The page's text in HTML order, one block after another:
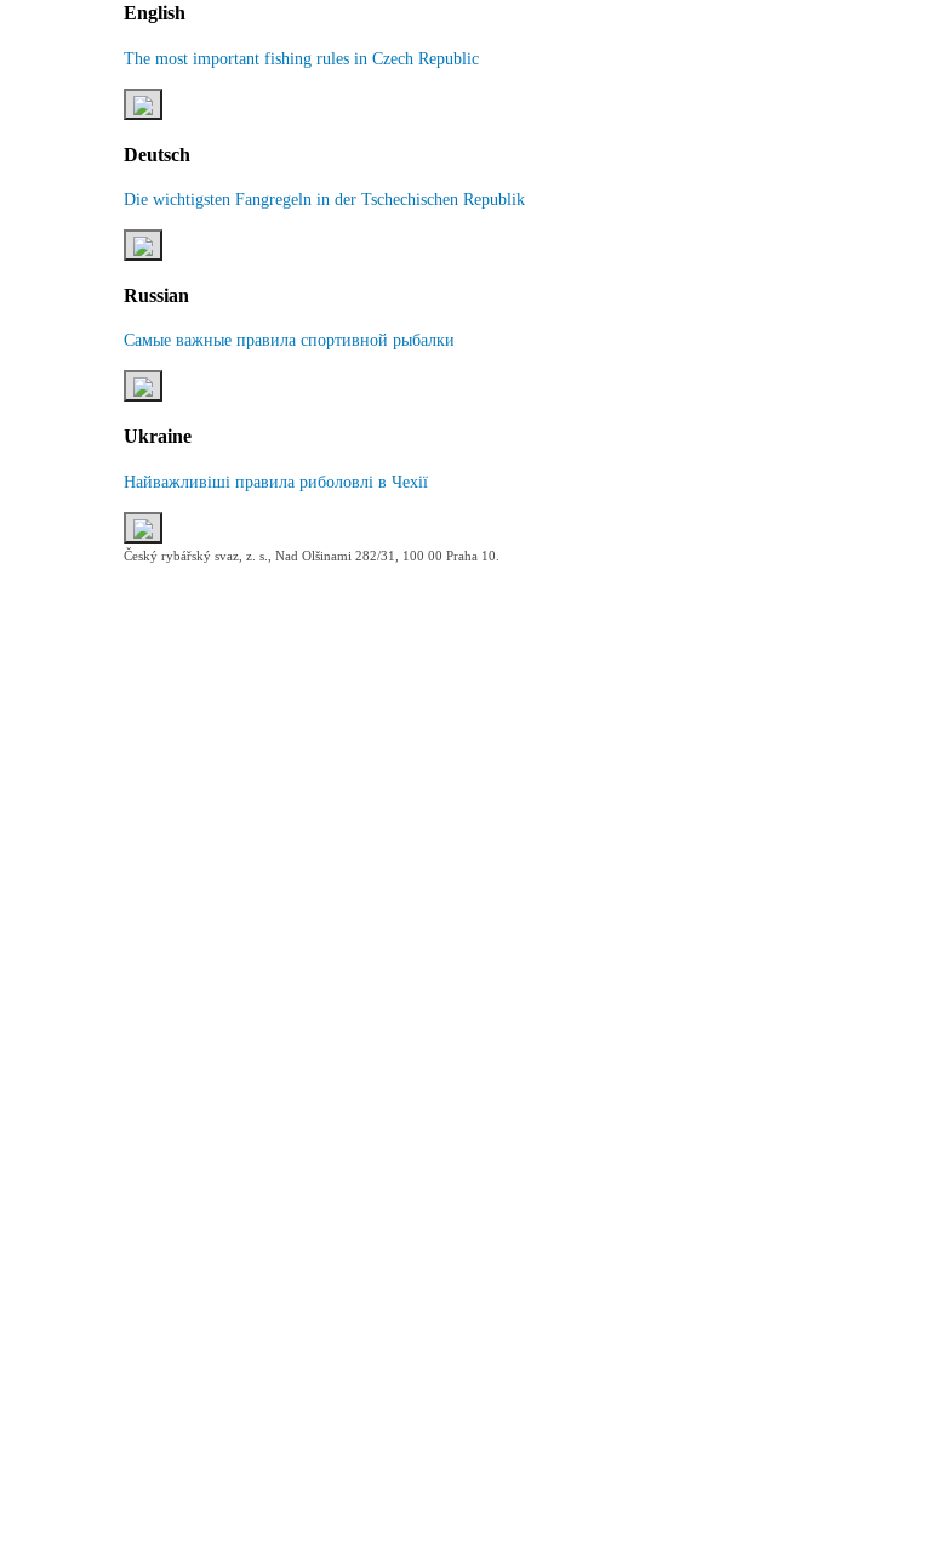
English
The most important fishing rules in Czech Republic
Deutsch
Die wichtigsten Fangregeln in der Tschechischen Republik
Russian
Самые важные правила спортивной рыбалки
Ukraine
Найважливіші правила риболовлі в Чехії
Český rybářský svaz, z. s., Nad Olšinami 282/31, 100 00 Praha 10.